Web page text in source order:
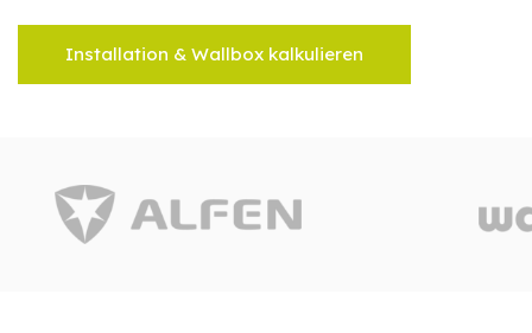
Installation & Wallbox kalkulieren